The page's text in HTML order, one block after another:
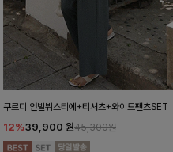
쿠르디 언발뷔스티에+티셔츠+와이드팬츠SET
12%39,900 원45,300원